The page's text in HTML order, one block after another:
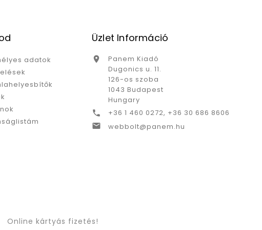
adatok
Üzlet Információ

Panem Kiadó
Dugonics u. 11.
126-os szoba
1043 Budapest
Hungary
 +36 1 460 0272, +36 30 686 8606
 webbolt@panem.hu
Online kártyás fizetés!